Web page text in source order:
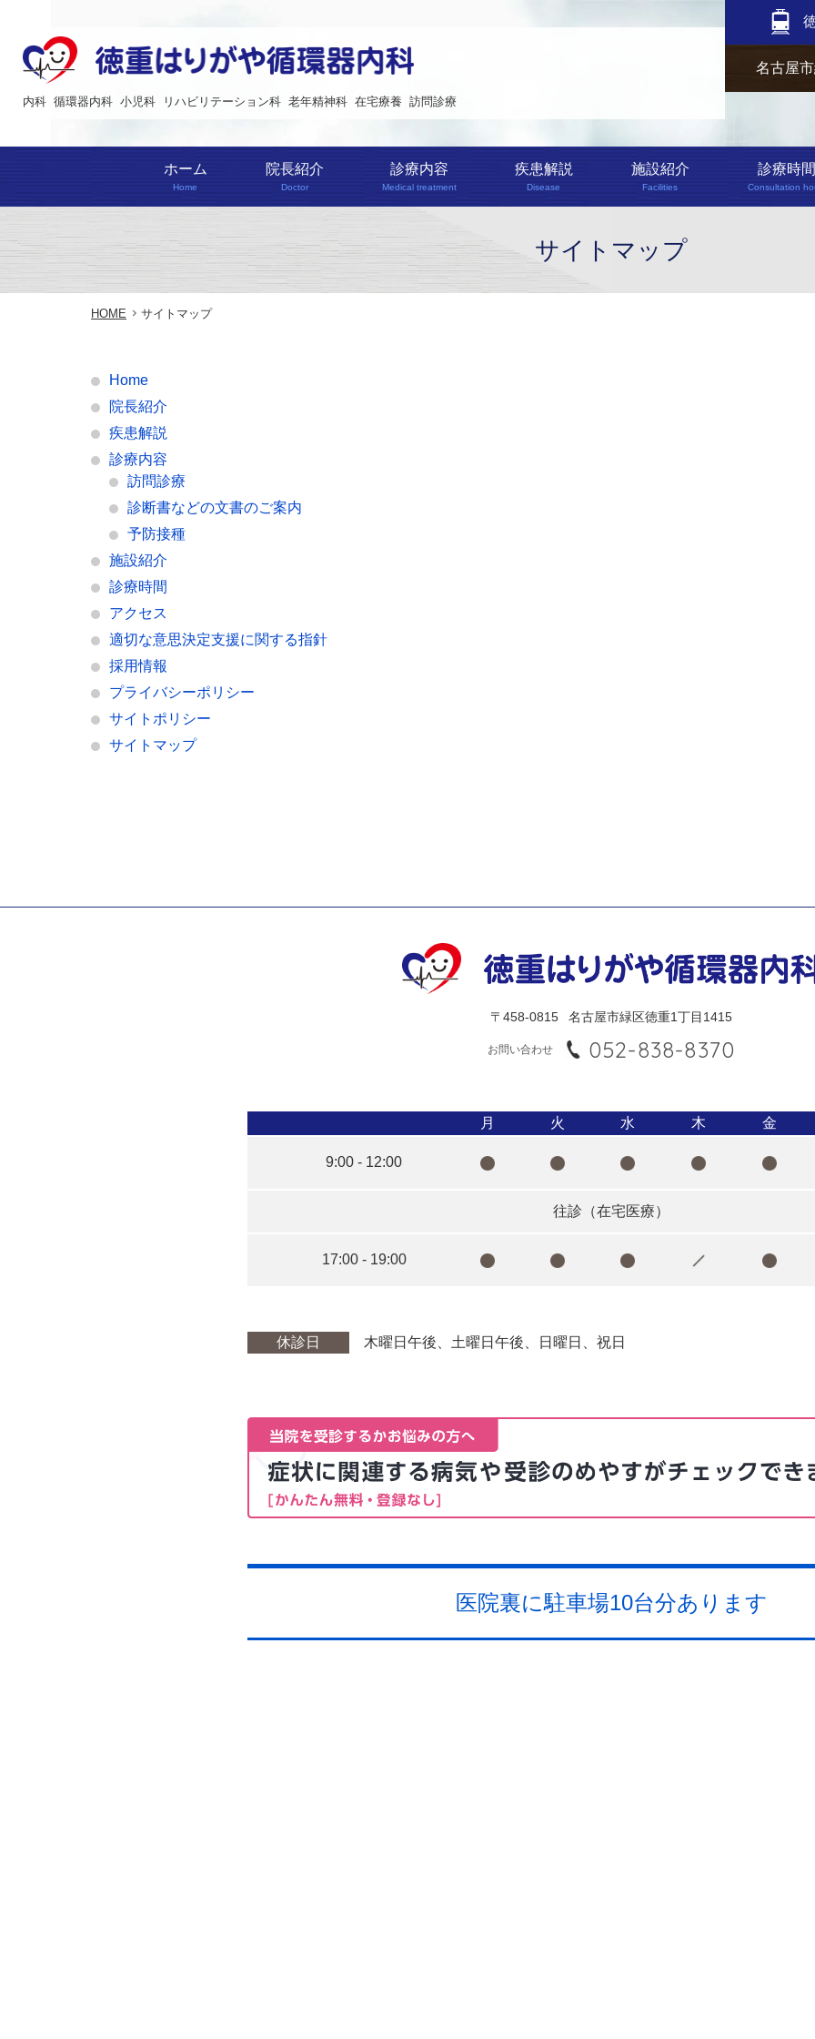
内科 循環器内科 小児科 リハビリテーション科 老年精神科 在宅療養 訪問診療
名古屋
ホーム
Home
院長紹介
Doctor
診療内容
Medical treatment
疾患解説
Disease
施設紹介
Facilities
診療時間
Consultation
サイトマップ
HOME サイトマップ
Home
院長紹介
疾患解説
診療内容
訪問診療
診断書などの文書のご案内
予防接種
施設紹介
診療時間
アクセス
適切な意思決定支援に関する指針
採用情報
プライバシーポリシー
サイトポリシー
サイトマップ
〒458-0815 名古屋市緑区徳重1丁目1415
お問い合わせ 052-838-8370
月 火 水 木 金
9:00 - 12:00
往診（在宅医療）
17:00 - 19:00
休診日 木曜日午後 土曜日午後 日曜日 祝日
医院裏に駐車場10台分あります